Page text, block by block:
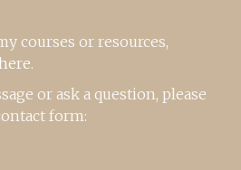
courses or resources,
.
or ask a question, please
form: